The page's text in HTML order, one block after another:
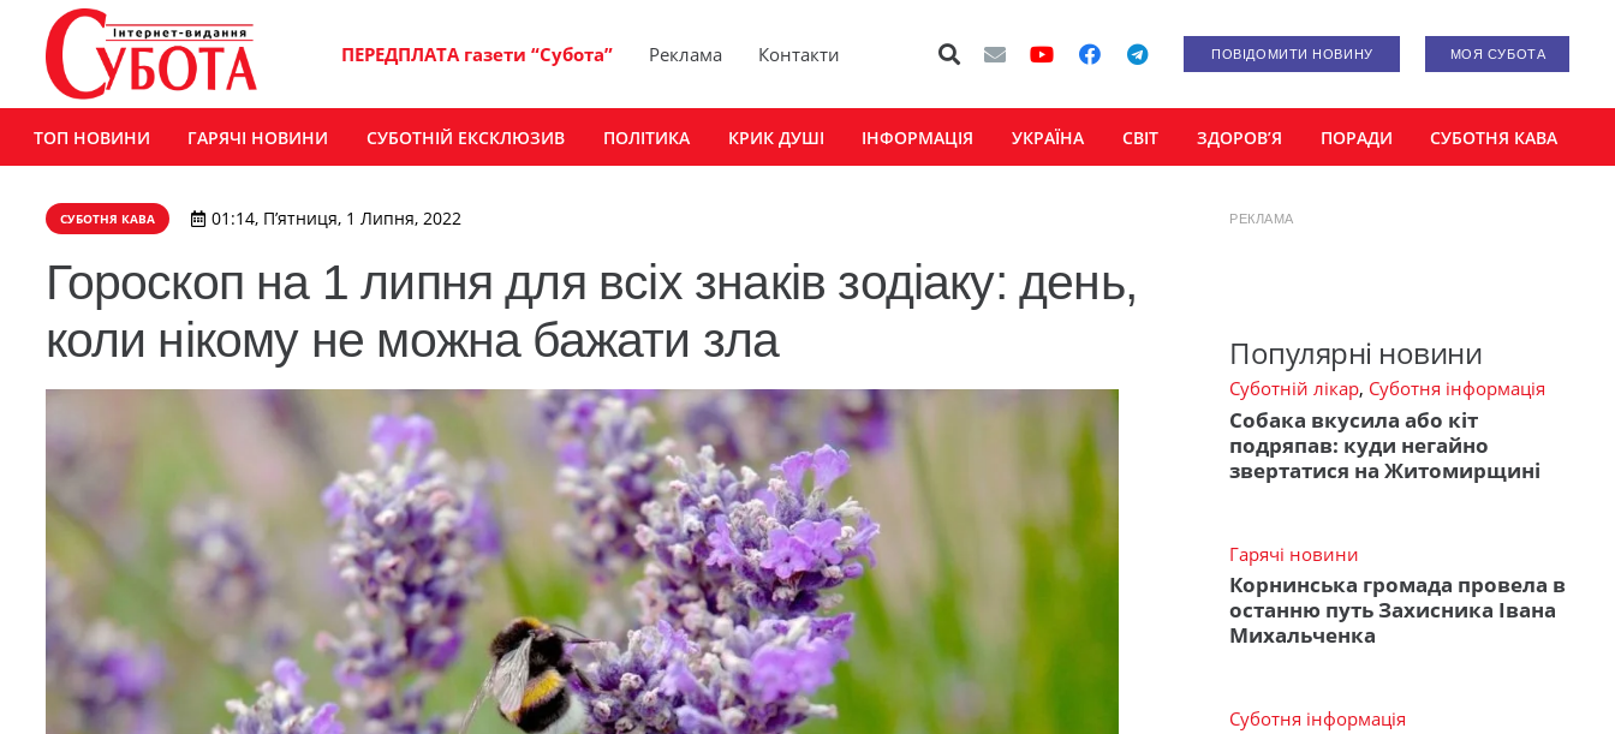
ПЕРЕДПЛАТА газети “Субота” Реклама Контакти ПОВІДОМИТИ НОВИНУ МОЯ СУБОТА
ТОП НОВИНИ ГАРЯЧІ НОВИНИ СУБОТНІЙ ЕКСКЛЮЗИВ ПОЛІТИКА КРИК ДУШІ ІНФОРМАЦІЯ УКРАЇНА СВІТ ЗДОРОВ’Я ПОРАДИ СУБОТНЯ КАВА
СУБОТНЯ КАВА 01:14, П’ятниця, 1 Липня, 2022
Гороскоп на 1 липня для всіх знаків зодіаку: день,
коли нікому не можна бажати зла
РЕКЛАМА
Популярні новини
Суботній лікар, Суботня інформація
Собака вкусила або кіт
подряпав: куди негайно
звертатися на Житомирщині
Гарячі новини
Корнинська громада провела в
останню путь Захисника Івана
Михальченка
Суботня інформація